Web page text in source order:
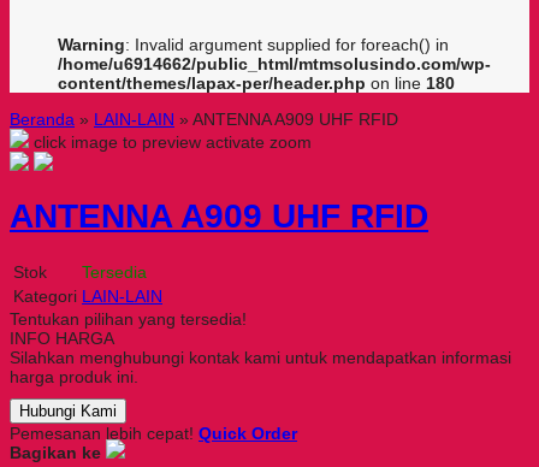
Warning: Invalid argument supplied for foreach() in
/home/u6914662/public_html/mtmsolusindo.com/wp-
content/themes/lapax-per/header.php on line 180
Beranda » LAIN-LAIN »ANTENNA A909 UHF RFID
click image to preview activate zoom
ANTENNA A909 UHF RFID
Stok
Tersedia
Kategori LAIN-LAIN
Tentukan pilihan yang tersedia!
INFO HARGA
Silahkan menghubungi kontak kami untuk mendapatkan informasi
harga produk ini.
Hubungi Kami
Pemesanan lebih cepat! Quick Order
Bagikan ke